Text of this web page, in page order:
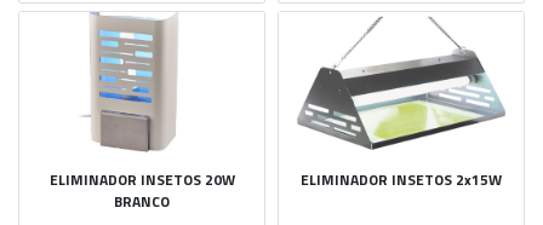
ELIMINADOR INSETOS 20W
BRANCO
ELIMINADOR INSETOS 2x15W